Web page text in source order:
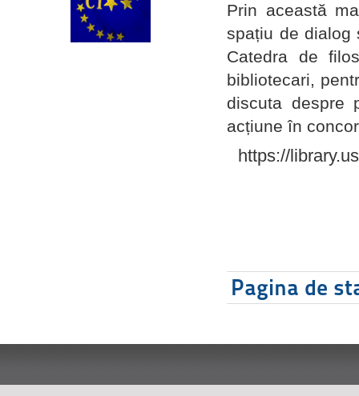
Prin această
spațiu de dialog
Catedra de
bibliotecari,
discuta despre
acțiune în
https://
Pagina de